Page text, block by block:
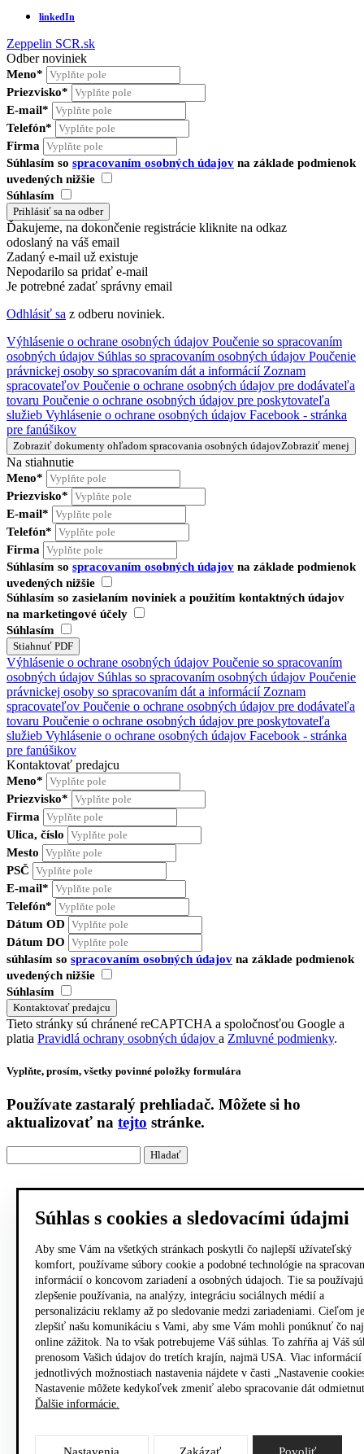
linkedIn
Zeppelin SCR.sk
Odber noviniek
Meno*
Priezvisko*
E-mail*
Telefón*
Firma
Súhlasím so spracovaním osobných údajov na základe podmienok
uvedených nižšie
Súhlasím
Ďakujeme, na dokončenie registrácie kliknite na odkaz
odoslaný na váš email
Zadaný e-mail už existuje
Nepodarilo sa pridať e-mail
Je potrebné zadať správny email
Odhlásiť sa z odberu noviniek.
Výhlásenie o ochrane osobných údajov Poučenie so spracovaním
osobných údajov Súhlas so spracovaním osobných údajov Poučenie
právnickej osoby so spracovaním dát a informácií Zoznam
spracovateľov Poučenie o ochrane osobných údajov pre dodávateľa
tovaru Poučenie o ochrane osobných údajov pre poskytovateľa
služieb Vyhlásenie o ochrane osobných údajov Facebook - stránka
pre fanúšikov
Zobraziť dokumenty ohľadom spracovania osobných údajovZobraziť menej
Na stiahnutie
Meno*
Priezvisko*
E-mail*
Telefón*
Firma
Súhlasím so spracovaním osobných údajov na základe podmienok
uvedených nižšie
Súhlasím so zasielaním noviniek a použitím kontaktných údajov
na marketingové účely
Súhlasím
Výhlásenie o ochrane osobných údajov Poučenie so spracovaním
osobných údajov Súhlas so spracovaním osobných údajov Poučenie
právnickej osoby so spracovaním dát a informácií Zoznam
spracovateľov Poučenie o ochrane osobných údajov pre dodávateľa
tovaru Poučenie o ochrane osobných údajov pre poskytovateľa
služieb Vyhlásenie o ochrane osobných údajov Facebook - stránka
pre fanúšikov
Kontaktovať predajcu
Meno*
Priezvisko*
Firma
Ulica, číslo
Mesto
PSČ
E-mail*
Telefón*
Dátum OD
Dátum DO
súhlasím so spracovaním osobných údajov na základe podmienok
uvedených nižšie
Súhlasím
Tieto stránky sú chránené reCAPTCHA a spoločnosťou Google a
platia Pravidlá ochrany osobných údajov a Zmluvné podmienky.
Vyplňte, prosím, všetky povinné položky formulára
Používate zastaralý prehliadač. Môžete si ho
aktualizovať na tejto stránke.
Súhlas s cookies a sledovacími údajmi
Aby sme Vám na všetkých stránkach poskytli čo najlepší užívateľský
komfort, používame súbory cookie a podobné technológie na
informácií o koncovom zariadení a osobných údajoch. Tie sa
zlepšenie používania, na analýzy, integráciu sociálnych médií a
personalizáciu reklamy až po sledovanie medzi zariadeniami. Cieľom je
zlepšiť našu komunikáciu s Vami, aby sme Vám mohli ponúknuť čo
online zážitok. Na to však potrebujeme Váš súhlas. To zahŕňa aj Váš
prenosom Vašich údajov do tretích krajín, najmä USA. Viac informácií
jednotlivých možnostiach nastavenia nájdete v časti „Nastavenie
Nastavenie môžete kedykoľvek zmeniť alebo spracovanie dát
Ďalšie informácie.